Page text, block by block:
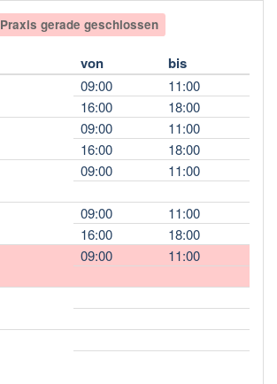
Praxis gerade geschlossen
von
bis
09:00
11:00
16:00
18:00
09:00
11:00
16:00
18:00
09:00 11:00
09:00
11:00
16:00
18:00
09:00 11:00